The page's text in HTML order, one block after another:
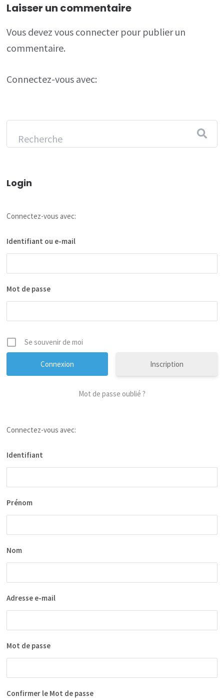
Laisser un commentaire
Vous devezvous connecterpour publier un
commentaire.
Connectez-vous avec:
Login
Connectez-vous avec:
Identifiant ou e-mail
Mot de passe
Se souvenir de moi
Inscription
Mot de passe oublié ?
Connectez-vous avec:
Identifiant
Prénom
Nom
Adresse e-mail
Mot de passe
Confirmer le Mot de passe